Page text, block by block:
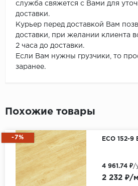
служба свяжется с Вами для
доставки.
Курьер перед доставкой Вам
доставки, при желании клиента
2 часа до доставки.
Если Вам нужны грузчики, то
заранее.
Похожие товары
-7% ECO 152-
2 232 ₽/
4 961.74 ₽/